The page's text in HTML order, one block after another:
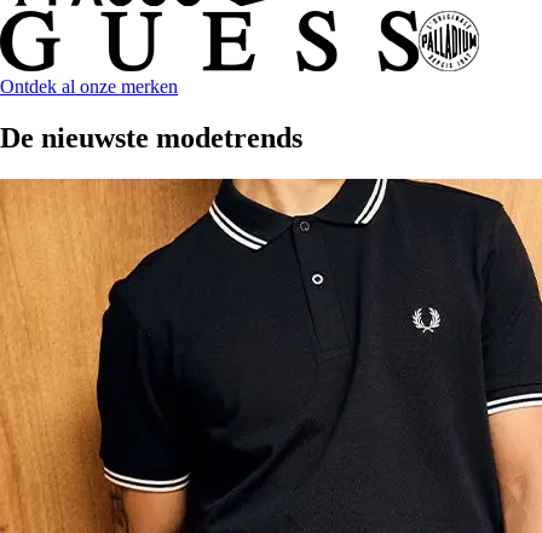
Ontdek al onze merken
De nieuwste modetrends